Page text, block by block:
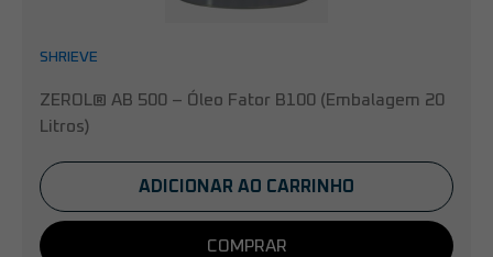
SHRIEVE
ZEROL® AB 500 – Óleo Fator B100 (Embalagem 20
Litros)
ADICIONAR AO CARRINHO
COMPRAR